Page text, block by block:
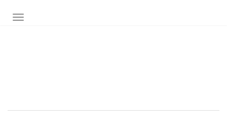
AFFICHER/MASQUER LA NAVIGATION